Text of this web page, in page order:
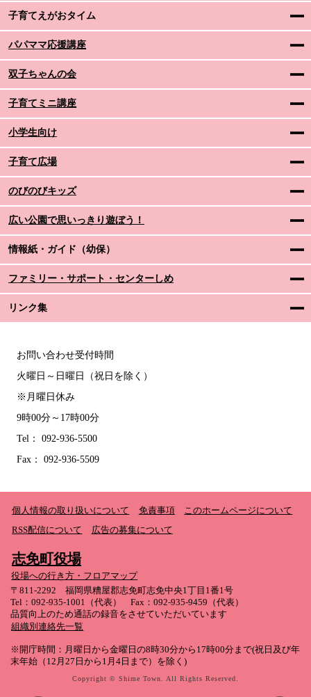
子育てえがおタイム
パパママ応援講座
双子ちゃんの会
子育てミニ講座
小学生向け
子育て広場
のびのびキッズ
広い公園で思いっきり遊ぼう！
情報紙・ガイド（幼保）
ファミリー・サポート・センターしめ
リンク集
お問い合わせ受付時間
火曜日～日曜日（祝日を除く）
※月曜日休み
9時00分～17時00分
Tel： 092-936-5500
Fax： 092-936-5509
個人情報の取り扱いについて 免責事項
このホームページについて
RSS配信について
広告の募集について
志免町役場
役場への行き方・フロアマップ
〒811-2292 福岡県糟屋郡志免町志免中央1丁目1番1号
Tel：092-935-1001（代表） Fax：092-935-9459（代表）
品質向上のため通話の録音をさせていただいています
組織別連絡先一覧
※開庁時間：月曜日から金曜日の8時30分から17時00分まで(祝日及び年
末年始（12月27日から1月4日まで）を除く)
Copyright © Shime Town. All Rights Reserved.